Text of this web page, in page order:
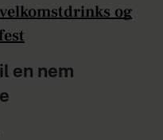
og
en nem